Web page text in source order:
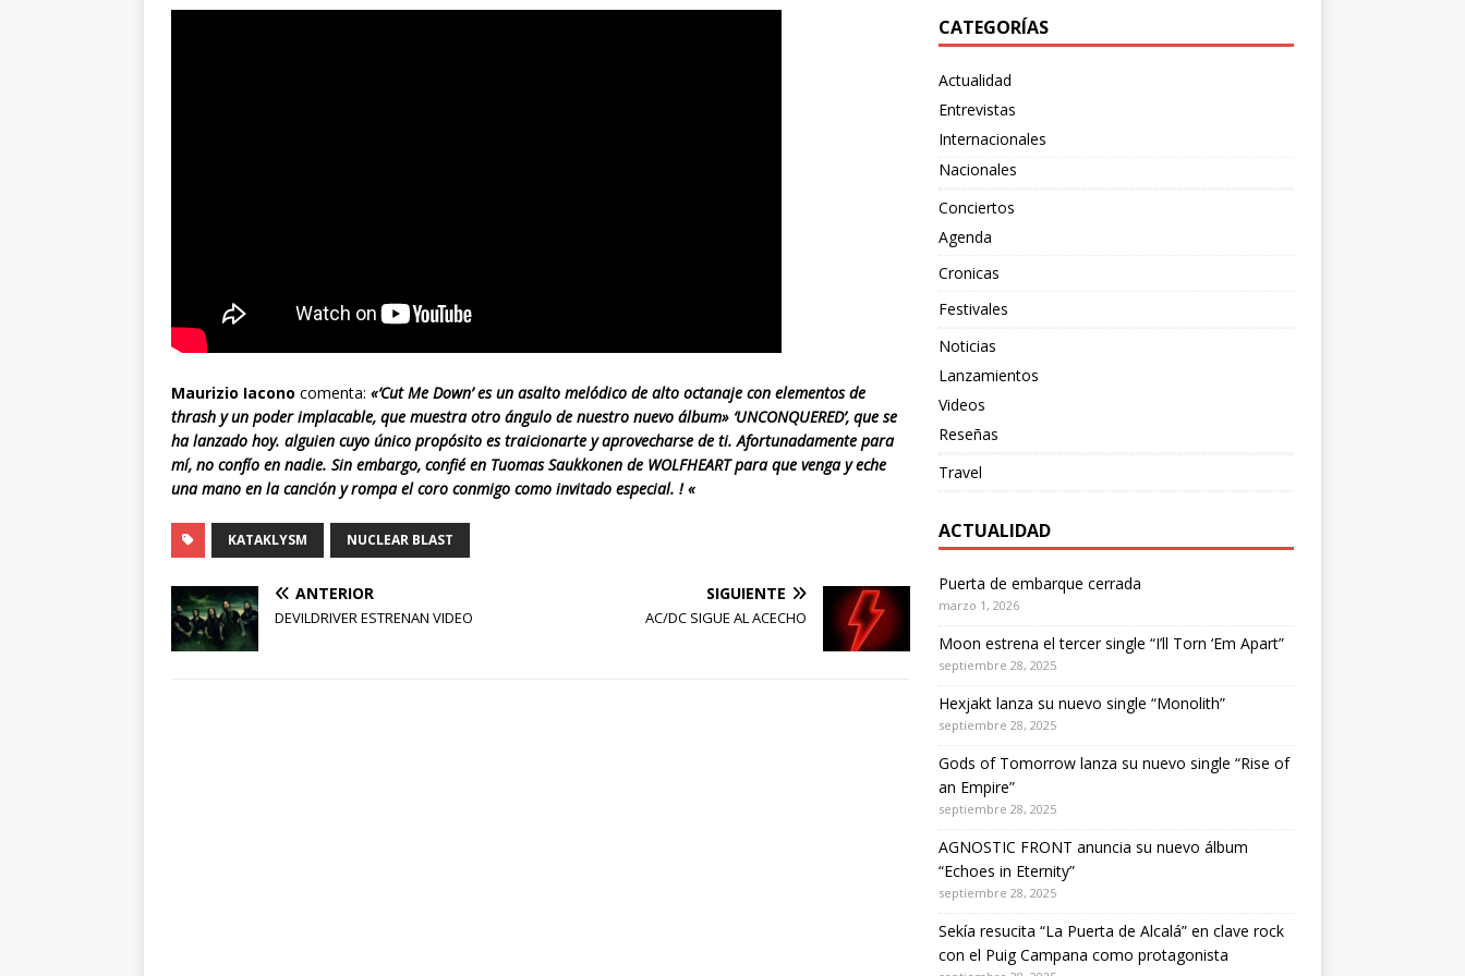
Maurizio Iacono comenta: «‘Cut Me Down’ es un asalto melódico de alto octanaje con elementos de
thrash y un poder implacable, que muestra otro ángulo de nuestro nuevo álbum» ‘UNCONQUERED’, que se
ha lanzado hoy. alguien cuyo único propósito es traicionarte y aprovecharse de ti. Afortunadamente para
mí, no confío en nadie. Sin embargo, confié en Tuomas Saukkonen de WOLFHEART para que venga y eche
una mano en la canción y rompa el coro conmigo como invitado especial. ! «
KATAKLYSM NUCLEAR BLAST
ANTERIOR
DEVILDRIVER ESTRENAN VIDEO
SIGUIENTE
AC/DC SIGUE AL ACECHO
CATEGORÍAS
Actualidad
Entrevistas
Internacionales
Nacionales
Conciertos
Agenda
Cronicas
Festivales
Noticias
Lanzamientos
Videos
Reseñas
Travel
ACTUALIDAD
Puerta de embarque cerrada
marzo 1, 2026
Moon estrena el tercer single “I’ll Torn ‘Em Apart”
septiembre 28, 2025
Hexjakt lanza su nuevo single “Monolith”
septiembre 28, 2025
Gods of Tomorrow lanza su nuevo single “Rise of
an Empire”
septiembre 28, 2025
AGNOSTIC FRONT anuncia su nuevo álbum
“Echoes in Eternity”
septiembre 28, 2025
Sekía resucita “La Puerta de Alcalá” en clave rock
con el Puig Campana como protagonista